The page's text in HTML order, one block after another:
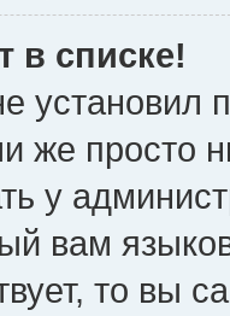
в списке!
установил
же просто
у
вам
то вы